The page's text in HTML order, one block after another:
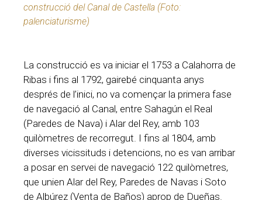
construcció del Canal de Castella (Foto:
palenciaturisme)
La construcció es va iniciar el 1753 a Calahorra de
Ribas i fins al 1792, gairebé cinquanta anys
després de l’inici, no va començar la primera fase
de navegació al Canal, entre Sahagún el Real
(Paredes de Nava) i Alar del Rey, amb 103
quilòmetres de recorregut. I fins al 1804, amb
diverses vicissituds i detencions, no es van arribar
a posar en servei de navegació 122 quilòmetres,
que unien Alar del Rey, Paredes de Navas i Soto
de Albúrez (Venta de Baños) aprop de Dueñas.